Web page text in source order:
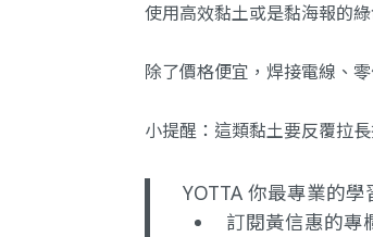
使用高效黏土或是黏海報的
除了價格便宜，焊接電線、
小提醒：這類黏土要反覆拉
YOTTA 你最專業的
訂閱黃信惠的專